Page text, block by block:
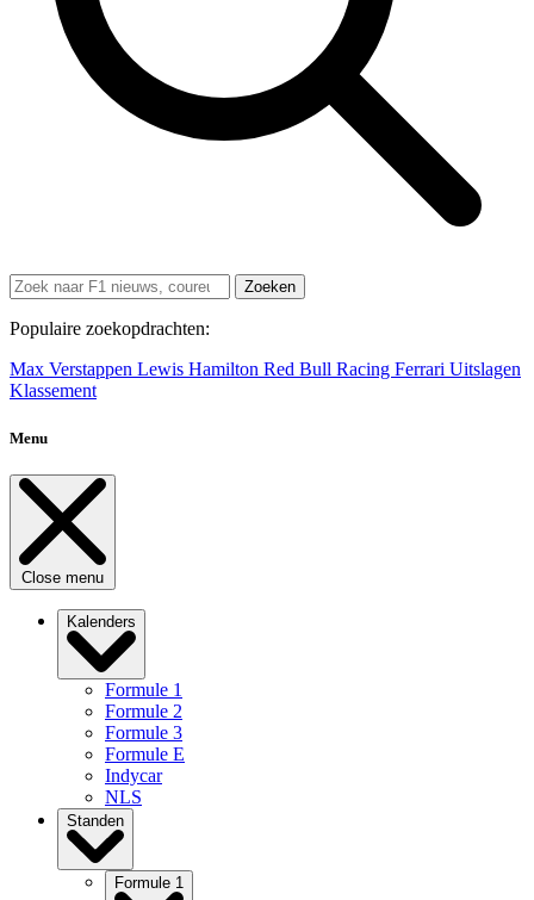
Zoeken
Populaire zoekopdrachten:
Max Verstappen Lewis Hamilton Red Bull Racing Ferrari Uitslagen
Klassement
Menu
Close menu
Kalenders
Formule 1
Formule 2
Formule 3
Formule E
Indycar
NLS
Standen
Formule 1